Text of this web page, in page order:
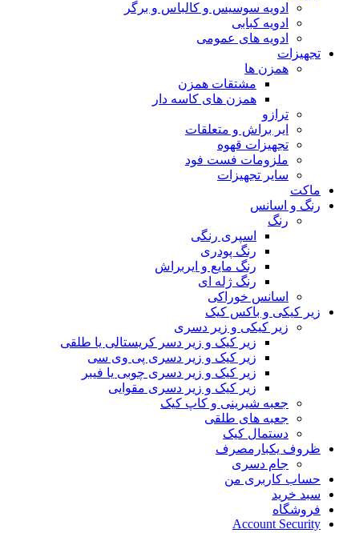
ادویه سوسیس و کالباس و برگر
ادویه کبابی
ادویه های عمومی
تجهیزات
همزن ها
مشتقات همزن
همزن های کاسه دار
ترازو
ایر براش و متعلقات
تجهیزات قهوه
ملزومات فست فود
سایر تجهیزات
ماکت
رنگ و اسانس
رنگ
اسپری رنگی
رنگ پودری
رنگ مایع و ایربراش
رنگ ژله ای
اسانس خوراکی
زیر کیکی و باکس کیک
زیر کیکی و زیر دسری
زیر کیک و زیر دسر کریستالی یا طلقی
زیر کیک و زیر دسری پی وی سی
زیر کیک و زیر دسری چوبی یا فیبر
زیر کیک و زیر دسری مقوایی
جعبه شیرینی و کاپ کیک
جعبه های طلقی
دستمال کیک
ظروف یکبارمصرف
جام دسری
حساب کاربری من
سبد خرید
فروشگاه
Account Security